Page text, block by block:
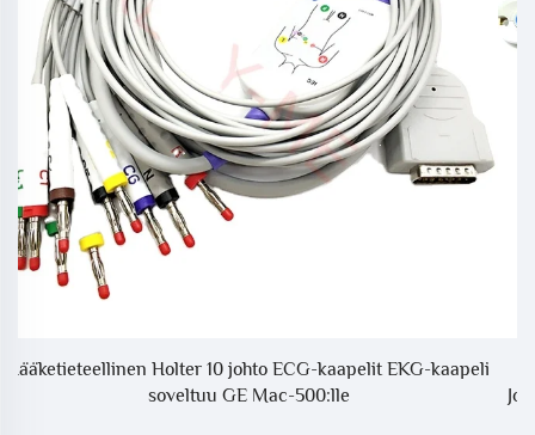
GE CARESCAPE EKG Parametrikaapeli 6 johtoa EKG
Johtokaapeli 2099884-001A3 Lääketarvikkeet Yhteensopiva